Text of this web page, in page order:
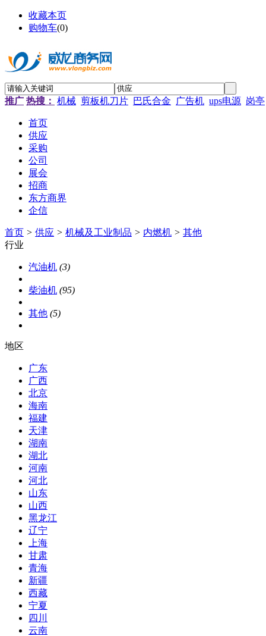
收藏本页
购物车(0)
推广 热搜： 机械 剪板机刀片 巴氏合金 广告机 ups电源 岗亭
首页
供应
采购
公司
展会
招商
东方商界
企信
首页 > 供应 > 机械及工业制品 > 内燃机 > 其他
行业
汽油机 (3)
柴油机 (95)
其他 (5)
地区
广东
广西
北京
海南
福建
天津
湖南
湖北
河南
河北
山东
山西
黑龙江
辽宁
上海
甘肃
青海
新疆
西藏
宁夏
四川
云南